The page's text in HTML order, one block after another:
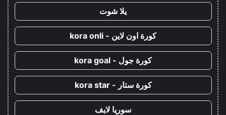
يلا شوت
كورة اون لاين - kora onli
كورة جول - kora goal
كورة ستار - kora star
سوريا لايف